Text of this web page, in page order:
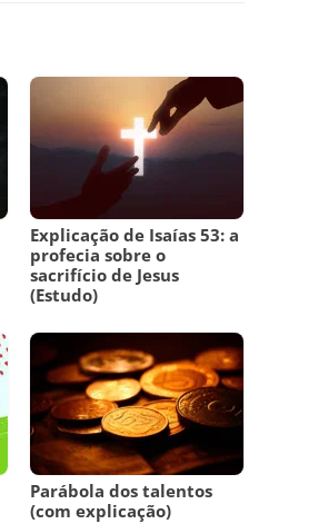
Explicação de Isaías 53: a
profecia sobre o
sacrifício de Jesus
(Estudo)
Parábola dos talentos
(com explicação)